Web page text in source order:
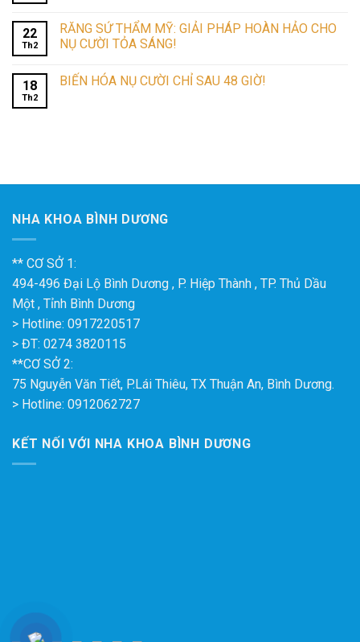
22
Th2
RĂNG SỨ THẨM MỸ: GIẢI PHÁP HOÀN HẢO CHO
NỤ CƯỜI TỎA SÁNG!
18
Th2
BIẾN HÓA NỤ CƯỜI CHỈ SAU 48 GIỜ!
NHA KHOA BÌNH DƯƠNG
** CƠ SỞ 1:
494-496 Đại Lộ Bình Dương , P. Hiệp Thành , TP. Thủ Dầu
Một , Tỉnh Bình Dương
> Hotline: 0917220517
> ĐT: 0274 3820115
**CƠ SỞ 2:
75 Nguyễn Văn Tiết, P.Lái Thiêu, TX Thuận An, Bình Dương.
> Hotline: 0912062727
KẾT NỐI VỚI NHA KHOA BÌNH DƯƠNG